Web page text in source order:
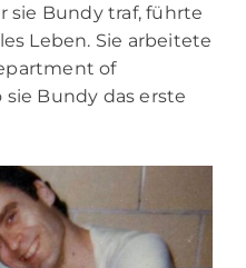
sie Bundy traf, führte
Leben. Sie arbeitete
of
sie Bundy das erste